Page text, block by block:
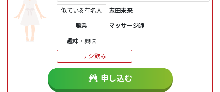
似ている有名人 志田未来
職業 マッサージ師
趣味・興味
サシ飲み
申し込む